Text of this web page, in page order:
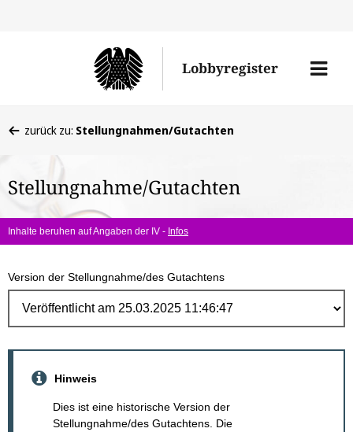
Lobbyregister
Menü
befinden
hier:
zurück zu: Stellungnahmen/Gutachten
Stellungnahme/Gutachten
Inhalte beruhen auf Angaben der IV - Infos
Version der Stellungnahme/des Gutachtens
Hinweis
Dies ist eine historische Version der
Stellungnahme/des Gutachtens. Die